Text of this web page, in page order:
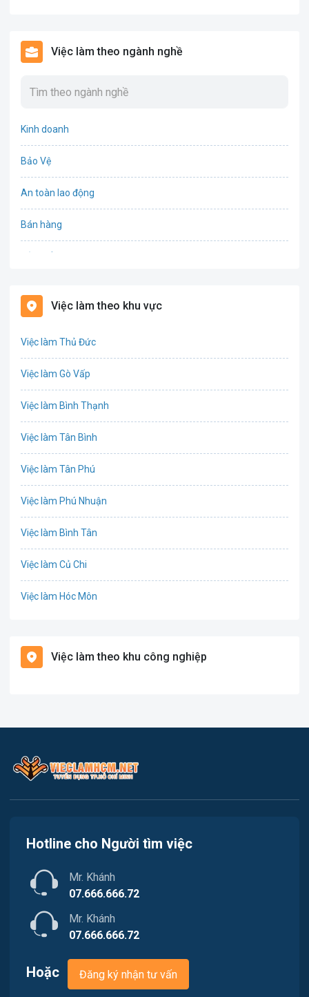
Việc làm theo ngành nghề
Kinh doanh
Bảo Vệ
An toàn lao động
Bán hàng
Biên phiên dịch
Văn Phòng
Lao Động Phổ Thông
Nhà hàng
Nhân sự
Việc làm theo khu vực
Việc làm Thủ Đức
Việc làm Gò Vấp
Việc làm Bình Thạnh
Việc làm Tân Bình
Việc làm Tân Phú
Việc làm Phú Nhuận
Việc làm Bình Tân
Việc làm Củ Chi
Việc làm Hóc Môn
Việc làm Nhà Bè
Việc làm Quận 2
Việc làm Quận 5
Việc làm Quận 6
Việc làm Quận 7
Việc làm Quận 9
Việc làm theo khu công nghiệp
Hotline cho Người tìm việc
Mr. Khánh
07.666.666.72
Mr. Khánh
07.666.666.72
Hoặc Đăng ký nhận tư vấn